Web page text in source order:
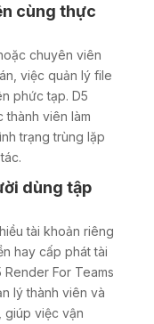
cùng thực
chuyên viên
việc quản lý file
phức tạp. D5
viên làm
trạng trùng lặp
dùng tập
tài khoản riêng
hay cấp phát tài
Render For Teams
lý thành viên và
giúp việc vận